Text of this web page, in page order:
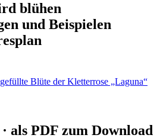
blühen
und Beispielen
als PDF zum Download